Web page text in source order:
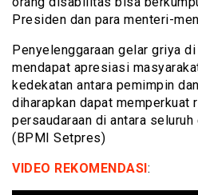
Presiden dan para menteri-
Penyelenggaraan gelar griya
mendapat apresiasi
kedekatan antara pemimpin
diharapkan dapat memperkuat
persaudaraan di antara
(BPMI Setpres)
VIDEO REKOMENDASI :